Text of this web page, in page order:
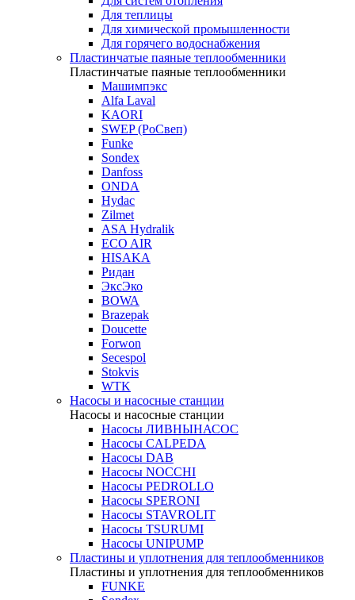
Для теплицы
Для химической промышленности
Для горячего водоснабжения
Пластинчатые паяные теплообменники
Пластинчатые паяные теплообменники
Машимпэкс
Alfa Laval
KAORI
SWEP (РоСвеп)
Funke
Sondex
Danfoss
ONDA
Hydac
Zilmet
ASA Hydralik
ECO AIR
HISAKA
Ридан
ЭксЭко
BOWA
Brazepak
Doucette
Forwon
Secespol
Stokvis
WTK
Насосы и насосные станции
Насосы и насосные станции
Насосы ЛИВНЫНАСОС
Насосы CALPEDA
Насосы DAB
Насосы NOCCHI
Насосы PEDROLLO
Насосы SPERONI
Насосы STAVROLIT
Насосы TSURUMI
Насосы UNIPUMP
Пластины и уплотнения для теплообменников
Пластины и уплотнения для теплообменников
FUNKE